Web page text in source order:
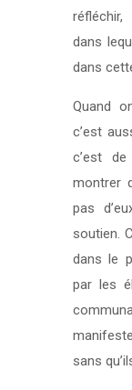
dans
dans
Quand
c’est
c’est
montrer
pas
soutien.
dans le
par les
sans